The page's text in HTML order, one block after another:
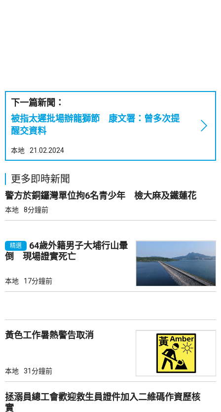
下一篇新聞：
被指太遲批場辦龍獅節 康文署：曾多次提
醒交資料
本地 21.02.2024
更多即時新聞
警方於銅鑼灣單位拘6名青少年 檢大麻及鐵蓮花
本地 8分鐘前
精選
64歲外籍男子大埔行山暈
倒 現場證實死亡
本地 17分鐘前
黃色工作暑熱警告取消
本地 31分鐘前
拯溺員總工會歡迎救生員證件加入二維碼作資歷核
實